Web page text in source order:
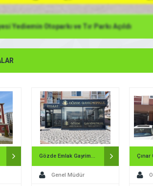
Ankara, Pursaklar Belediyesi Saray Kapalı
Ücretleri, Çocuk-Bay-Bayan Yüzme Kursları
Abonelik Fiyatları, Seanslar, Başvuru ve
İletişim Bilgileri (Telefon, Fax, E-posta),
Saatleri, Havuz Derinliği, Adres, Nerede-
Gidilir, Harita, Branşlar ve tesis ile ilgili
sizlerle paylaşıyoruz. Saray Kapalı Yüzme
Pursaklar Belediyesinin […]
FİRMAYI DETAYLI İNCELE
Yediemin Otoparkı ve Tır Parkı Açıldı
Gözde Emlak Gayrimenkul
Genel Müdür
Çınar